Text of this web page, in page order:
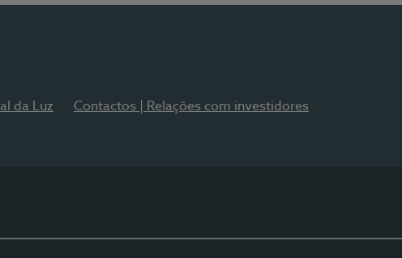
da Luz Contactos | Relações com investidores